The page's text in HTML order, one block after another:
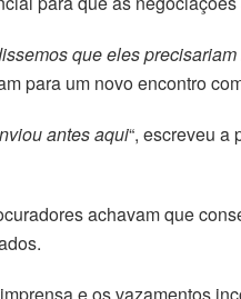
que eles
para um novo encontro
antes aqui“, escreveu a
achavam que